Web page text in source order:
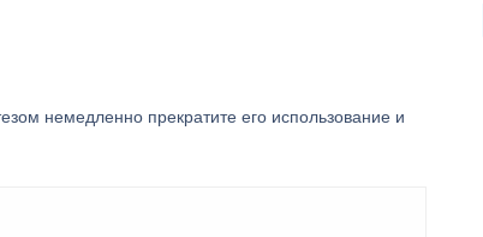
немедленно прекратите его использование и